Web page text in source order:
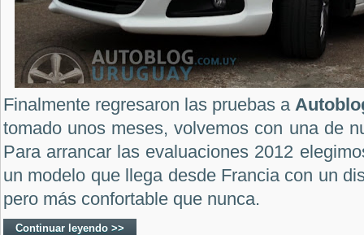
Finalmente regresaron las pruebas a
tomado unos meses, volvemos con una de
Para arrancar las evaluaciones 2012
un modelo que llega desde Francia con un
pero más confortable que nunca.
Continuar leyendo >>